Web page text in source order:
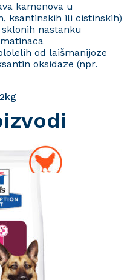
kamenova u
ksantinskih ili cistinskih)
nastanku
od laišmanijoze
oksidaze (npr.